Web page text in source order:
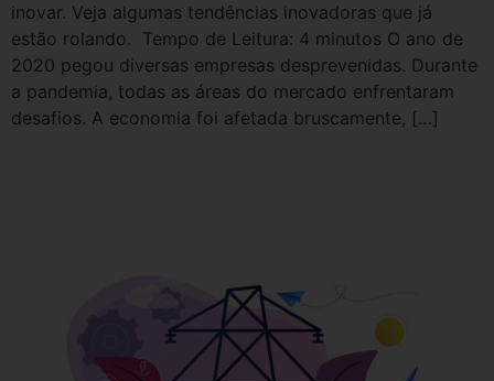
inovar. Veja algumas tendências inovadoras que já
estão rolando. Tempo de Leitura: 4 minutos O ano de
2020 pegou diversas empresas desprevenidas. Durante
a pandemia, todas as áreas do mercado enfrentaram
desafios. A economia foi afetada bruscamente, […]